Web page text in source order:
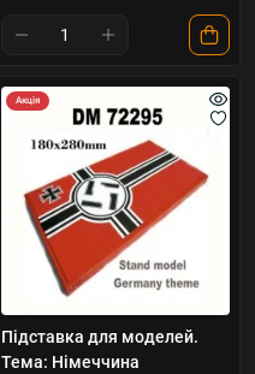
Акція
Підставка для моделей.
Тема: Німеччина